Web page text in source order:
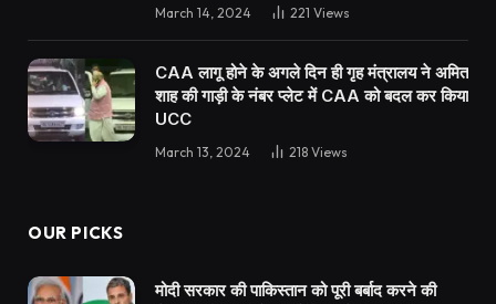
March 14, 2024 221 Views
CAA लागू होने के अगले दिन ही गृह मंत्रालय ने अमित
शाह की गाड़ी के नंबर प्लेट में CAA को बदल कर किया
UCC
March 13, 2024 218 Views
OUR PICKS
मोदी सरकार की पाकिस्तान को पूरी बर्बाद करने की